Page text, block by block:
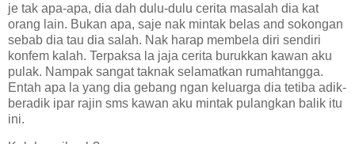
je tak apa-apa, dia dah dulu-dulu cerita masalah dia kat
orang lain. Bukan apa, saje nak mintak belas and sokongan
sebab dia tau dia salah. Nak harap membela diri sendiri
konfem kalah. Terpaksa la jaja cerita burukkan kawan aku
pulak. Nampak sangat taknak selamatkan rumahtangga.
Entah apa la yang dia gebang ngan keluarga dia tetiba adik-
beradik ipar rajin sms kawan aku mintak pulangkan balik itu
ini.